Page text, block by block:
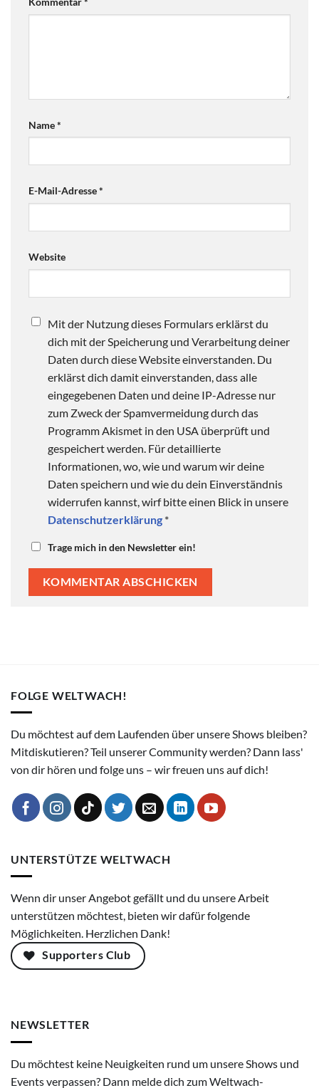
Name*
E-Mail-Adresse*
Website
Mit der Nutzung dieses Formulars erklärst du
dich mit der Speicherung und Verarbeitung deiner
Daten durch diese Website einverstanden. Du
erklärst dich damit einverstanden, dass alle
eingegebenen Daten und deine IP-Adresse nur
zum Zweck der Spamvermeidung durch das
Programm Akismet in den USA überprüft und
gespeichert werden. Für detaillierte
Informationen, wo, wie und warum wir deine
Daten speichern und wie du dein Einverständnis
widerrufen kannst, wirf bitte einen Blick in unsere
Datenschutzerklärung *
Trage mich in den Newsletter ein!
FOLGE WELTWACH!
Du möchtest auf dem Laufenden über unsere Shows bleiben?
Mitdiskutieren? Teil unserer Community werden? Dann lass'
von dir hören und folge uns – wir freuen uns auf dich!
UNTERSTÜTZE WELTWACH
Wenn dir unser Angebot gefällt und du unsere Arbeit
unterstützen möchtest, bieten wir dafür folgende
Möglichkeiten. Herzlichen Dank!
Supporters Club
NEWSLETTER
Du möchtest keine Neuigkeiten rund um unsere Shows und
Events verpassen? Dann melde dich zum Weltwach-